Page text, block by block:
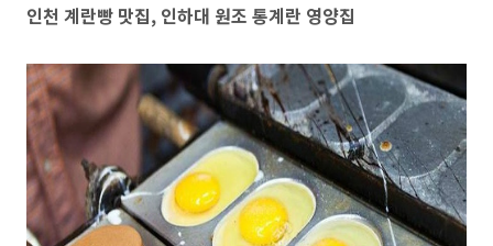
인천 계란빵 맛집, 인하대 원조 통계란 영양집